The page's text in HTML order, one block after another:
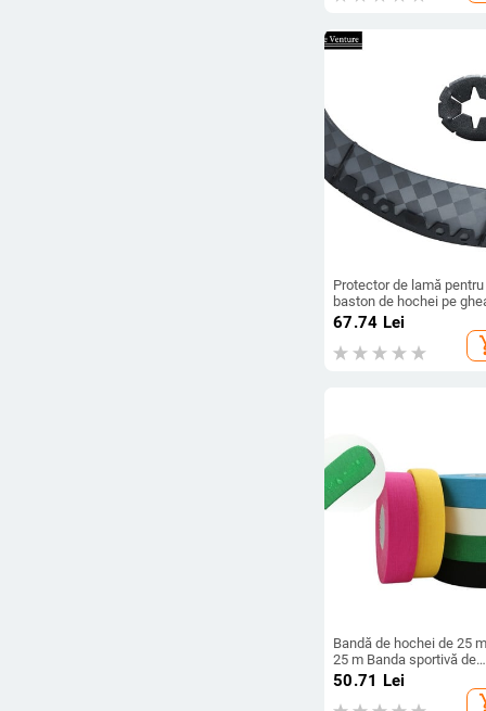
Protector de lamă pentru
baston de hochei pe
accesorii ecologice pentru
hochei, grosime de 7
echipament de
de hochei cu rezistență
67.74 Lei
Bandă de hochei de 25
25 m Banda sportivă de
hochei cu prindere anti-
alunecare Bandă de
50.71 Lei